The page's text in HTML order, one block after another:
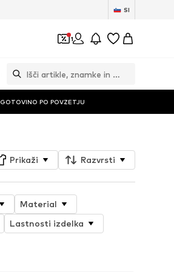
SI
1
PO POVZETJU
Prikaži Razvrsti
Material
Lastnosti izdelka